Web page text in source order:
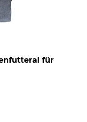
für